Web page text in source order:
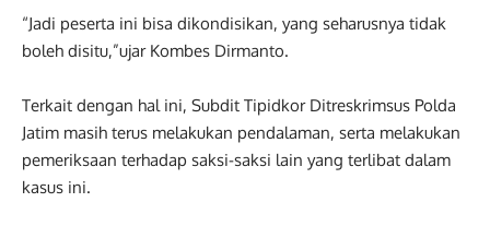
“Jadi peserta ini bisa dikondisikan, yang seharusnya tidak
boleh disitu,”ujar Kombes Dirmanto.
Terkait dengan hal ini, Subdit Tipidkor Ditreskrimsus Polda
Jatim masih terus melakukan pendalaman, serta melakukan
pemeriksaan terhadap saksi-saksi lain yang terlibat dalam
kasus ini.